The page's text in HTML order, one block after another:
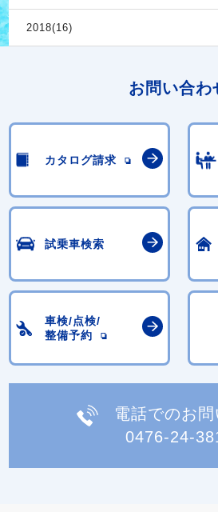
2018(16)
お問い合わ
カタログ請求
試乗車検索
車検/点検/
整備予約
電話でのお
0476-24-